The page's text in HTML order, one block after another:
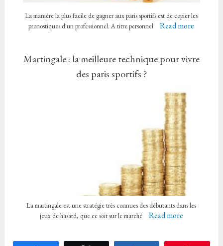
La manière la plus facile de gagner aux paris sportifs est de copier les
pronostiques d'un professionnel. A titre personnel
Read more
Martingale : la meilleure technique pour vivre
des paris sportifs ?
La martingale est une stratégie très connues des débutants dans les
jeux de hasard, que ce soit sur le marché
Read more